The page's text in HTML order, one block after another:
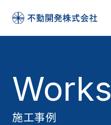
Works
施工事例